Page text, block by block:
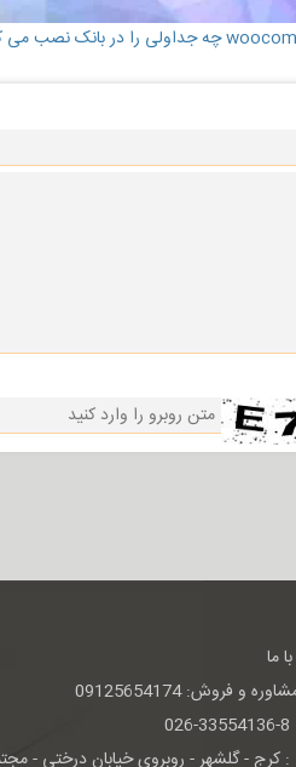
ما
و فروش: 09125654174
كرج - گلشهر - روبروی خيابان درختی -